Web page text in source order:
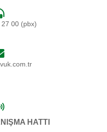
00 (pbx)
HATTI